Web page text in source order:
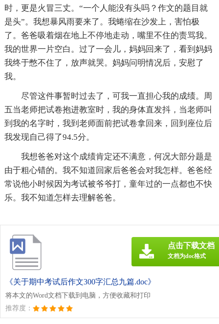
时，更是火冒三丈。“一个人能没有头吗？作文的题目就
是头”。我想暴风雨要来了。我蜷缩在沙发上，害怕极
了。爸爸吸着烟在地上不停地走动，嘴里不住的责骂我。
我的世界一片空白。过了一会儿，妈妈回来了，看到妈妈
我终于憋不住了，放声就哭。妈妈问明情况后，安慰了
我。
尽管这件事暂时过去了，可我一直担心我的成绩。周
五当老师把试卷抱进教室时，我的身体直发抖，当老师叫
到我的名字时，我到老师面前把试卷拿回来，回到座位后
我发现自己得了94.5分。
我想爸爸对这个成绩肯定还不满意，何况大部分题是
由于粗心错的。我不知道回家后爸爸会对我怎样。爸爸经
常说他小时候因为考试被爷爷打，童年过的一点都也不快
乐。我不知道怎样去理解爸爸。
《关于期中考试后作文300字汇总九篇.doc》
将本文的Word文档下载到电脑，方便收藏和打印
推荐度：
点击下载文档
文档为doc格式